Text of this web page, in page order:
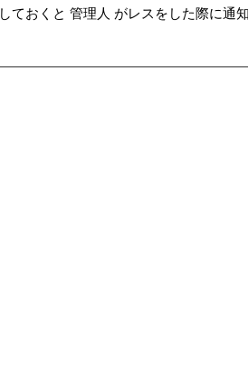
ておくと 管理人 がレスをした際に通